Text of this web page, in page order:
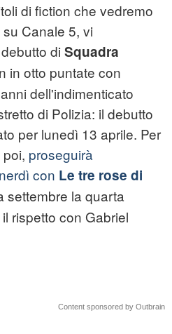
di fiction che vedremo
Canale 5, vi
di Squadra
in otto puntate con
dell'indimenticato
di Polizia: il debutto
per lunedì 13 aprile. Per
proseguirà
con Le tre rose di
settembre la quarta
rispetto con Gabriel
Content sponsored by Outbrain